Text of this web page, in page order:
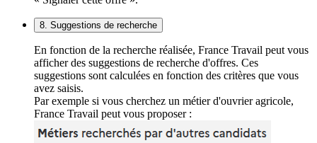
8. Suggestions de recherche
En fonction de la recherche réalisée, France Travail peut vous
afficher des suggestions de recherche d'offres. Ces
suggestions sont calculées en fonction des critères que vous
avez saisis.
Par exemple si vous cherchez un métier d'ouvrier agricole,
France Travail peut vous proposer :